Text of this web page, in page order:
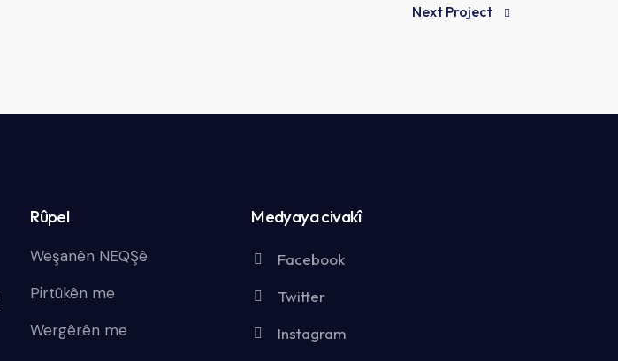
Next Project
Rûpel
Weşanên NEQŞê
Pirtûkên me
Wergêrên me
Medyaya civakî
Facebook
Twitter
Instagram